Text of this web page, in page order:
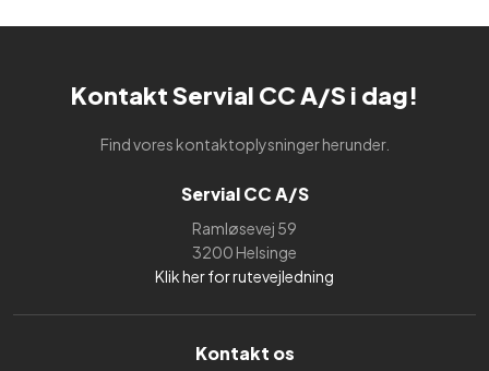
Kontakt Servial CC A/S i dag!
Find vores kontaktoplysninger herunder.
Servial CC A/S
Ramløsevej 59
3200 Helsinge
Klik her for rutevejledning
Kontakt os